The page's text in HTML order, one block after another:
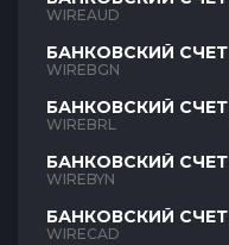
AUD
WIREAUD
БАНКОВСКИЙ СЧЕТ
BGN
WIREBGN
БАНКОВСКИЙ СЧЕТ
BRL
WIREBRL
БАНКОВСКИЙ СЧЕТ
BYN
WIREBYN
БАНКОВСКИЙ СЧЕТ
CAD
WIRECAD